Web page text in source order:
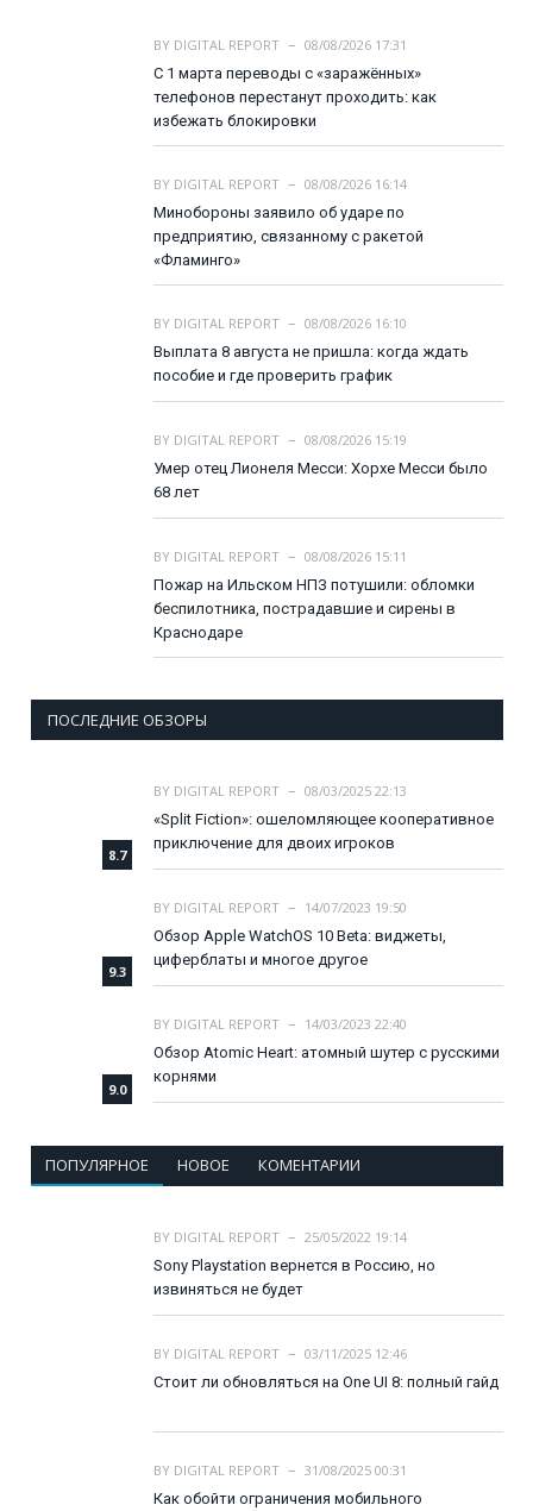
BY DIGITAL REPORT
08/08/2026 17:31
С 1 марта переводы с «заражённых»
телефонов перестанут проходить: как
избежать блокировки
BY DIGITAL REPORT
08/08/2026 16:14
Минобороны заявило об ударе по
предприятию, связанному с ракетой
«Фламинго»
BY DIGITAL REPORT
08/08/2026 16:10
Выплата 8 августа не пришла: когда ждать
пособие и где проверить график
BY DIGITAL REPORT
08/08/2026 15:19
Умер отец Лионеля Месси: Хорхе Месси было
68 лет
BY DIGITAL REPORT
08/08/2026 15:11
Пожар на Ильском НПЗ потушили: обломки
беспилотника, пострадавшие и сирены в
Краснодаре
ПОСЛЕДНИЕ ОБЗОРЫ
8.7
BY DIGITAL REPORT
08/03/2025 22:13
«Split Fiction»: ошеломляющее кооперативное
приключение для двоих игроков
9.3
BY DIGITAL REPORT
14/07/2023 19:50
Обзор Apple WatchOS 10 Beta: виджеты,
циферблаты и многое другое
9.0
BY DIGITAL REPORT
14/03/2023 22:40
Обзор Atomic Heart: атомный шутер с русскими
корнями
ПОПУЛЯРНОЕ НОВОЕ КОМЕНТАРИИ
BY DIGITAL REPORT
25/05/2022 19:14
Sony Playstation вернется в Россию, но
извиняться не будет
BY DIGITAL REPORT
03/11/2025 12:46
Стоит ли обновляться на One UI 8: полный гайд
BY DIGITAL REPORT
31/08/2025 00:31
Как обойти ограничения мобильного